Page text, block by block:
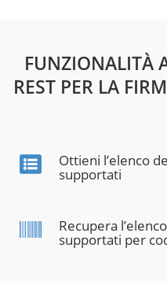
FUNZIONALITÀ
REST PER LA
Ottieni l’elenco
supportati
Recupera
supportati per